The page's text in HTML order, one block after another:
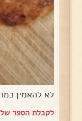
לא להאמין
לקבלת הספר של